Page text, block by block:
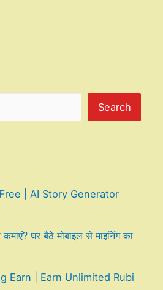
Search
| AI Story Generator
घर बैठे मोबाइल से माइनिंग का
Earn | Earn Unlimited Rubi